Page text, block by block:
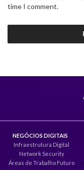
time I comment.
NEGÓCIOS DIGITAIS
Infraestrutura Digital
Network Security
Áreas de Trabalho Futuro